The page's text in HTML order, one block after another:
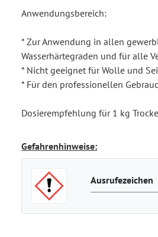
Anwendungsbereich:
* Zur Anwendung in allen
Wasserhärtegraden und für alle
* Nicht geeignet für Wolle und
* Für den professionellen
Dosierempfehlung für 1 kg
Gefahrenhinweise:
Ausrufezeichen